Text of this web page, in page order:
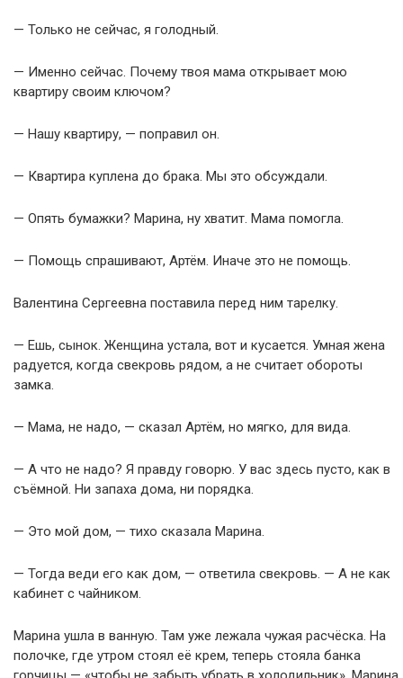
— Только не сейчас, я голодный.
— Именно сейчас. Почему твоя мама открывает мою
квартиру своим ключом?
— Нашу квартиру, — поправил он.
— Квартира куплена до брака. Мы это обсуждали.
— Опять бумажки? Марина, ну хватит. Мама помогла.
— Помощь спрашивают, Артём. Иначе это не помощь.
Валентина Сергеевна поставила перед ним тарелку.
— Ешь, сынок. Женщина устала, вот и кусается. Умная жена
радуется, когда свекровь рядом, а не считает обороты
замка.
— Мама, не надо, — сказал Артём, но мягко, для вида.
— А что не надо? Я правду говорю. У вас здесь пусто, как в
съёмной. Ни запаха дома, ни порядка.
— Это мой дом, — тихо сказала Марина.
— Тогда веди его как дом, — ответила свекровь. — А не как
кабинет с чайником.
Марина ушла в ванную. Там уже лежала чужая расчёска. На
полочке, где утром стоял её крем, теперь стояла банка